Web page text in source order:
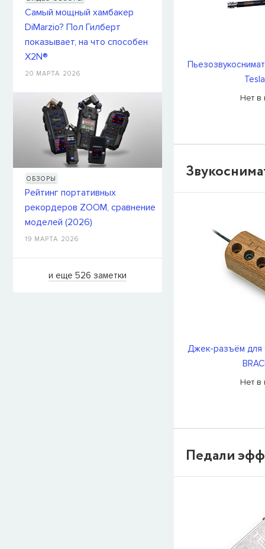
Самый мощный хамбакер
DiMarzio? Пол Гилберт
показывает, на что способен
X2N®
20 МАРТА 2026
ОБЗОРЫ
Рейтинг портативных
рекордеров ZOOM, сравнение
моделей (2026)
19 МАРТА 2026
и еще 526 заметки
Нет в
Джек-разъём для
Нет в
Педали